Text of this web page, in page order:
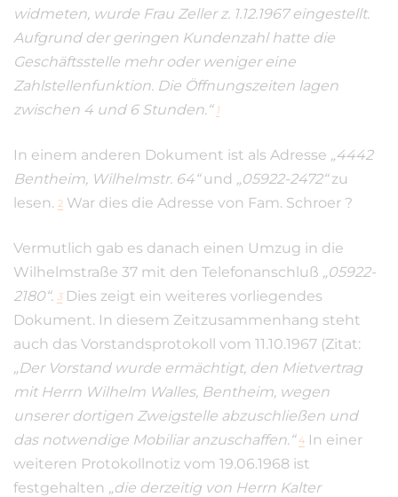
widmeten, wurde Frau Zeller z. 1.12.1967 eingestellt.
Aufgrund der geringen Kundenzahl hatte die
Geschäftsstelle mehr oder weniger eine
Zahlstellenfunktion. Die Öffnungszeiten lagen
zwischen 4 und 6 Stunden.“ 1
In einem anderen Dokument ist als Adresse „4442
Bentheim, Wilhelmstr. 64“und „05922-2472“zu
lesen. 2 War dies die Adresse von Fam. Schroer ?
Vermutlich gab es danach einen Umzug in die
Wilhelmstraße 37 mit den Telefonanschluß „05922-
2180“. 3 Dies zeigt ein weiteres vorliegendes
Dokument. In diesem Zeitzusammenhang steht
auch das Vorstandsprotokoll vom 11.10.1967 (Zitat:
„Der Vorstand wurde ermächtigt, den Mietvertrag
mit Herrn Wilhelm Walles, Bentheim, wegen
unserer dortigen Zweigstelle abzuschließen und
das notwendige Mobiliar anzuschaffen.“ 4 In einer
weiteren Protokollnotiz vom 19.06.1968 ist
festgehalten „die derzeitig von Herrn Kalter